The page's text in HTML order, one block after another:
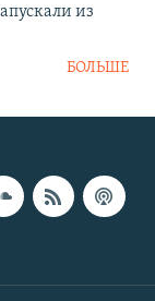
из
БОЛЬШЕ